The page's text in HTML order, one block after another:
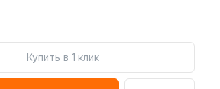
Купить в 1 клик